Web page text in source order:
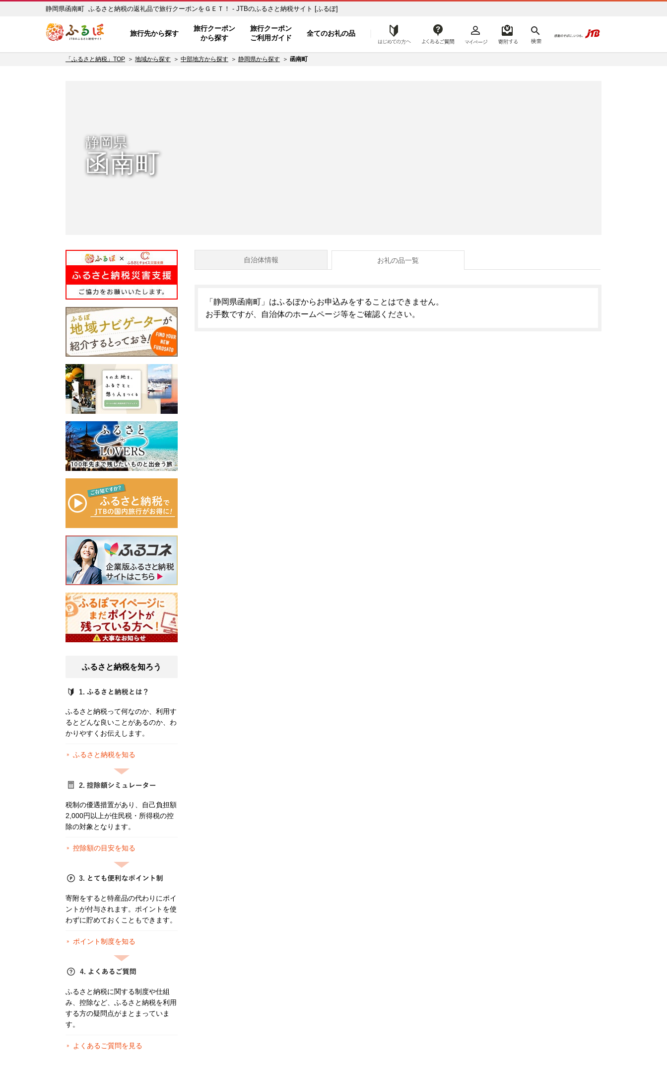
静岡県函南町 ふるさと納税の返礼品で旅行クーポンをＧＥＴ！ - JTBのふるさと納税サイト [ふるぽ]
旅行先から探す
旅行クーポン
から探す
旅行クーポン
ご利用ガイド
全てのお礼の品 はじめての方へ
「ふるさと納税」TOP 地域から探す 中部地方から探す 静岡県から探す 函南町
静岡県
函南町
自治体情報 お礼の品一覧
「静岡県函南町」はふるぽからお申込みをすることはできません。
お手数ですが、自治体のホームページ等をご確認ください。
ふるさと納税を知ろう
ふるさと納税って何なのか、利用す
るとどんな良いことがあるのか、わ
かりやすくお伝えします。
ふるさと納税を知る
税制の優遇措置があり、自己負担額
2,000円以上が住民税・所得税の控
除の対象となります。
控除額の目安を知る
寄附をすると特産品の代わりにポイ
ントが付与されます。ポイントを使
わずに貯めておくこともできます。
ポイント制度を知る
ふるさと納税に関する制度や仕組
み、控除など、ふるさと納税を利用
する方の疑問点がまとまっていま
す。
よくあるご質問を見る